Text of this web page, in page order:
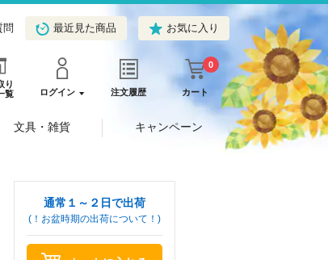
問 最近見た商品 お気に入り
り
覧
ログイン 注文履歴 カート
0
文具・雑貨 キャンペーン
通常１～２日で出荷
(！お盆時期の出荷について！)